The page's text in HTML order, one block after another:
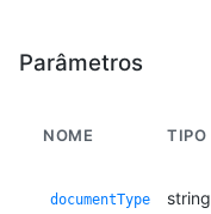
Parâmetros
NOME TIPO
documentType string